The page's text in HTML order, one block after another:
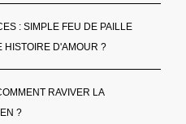
: SIMPLE FEU DE PAILLE
HISTOIRE D'AMOUR ?
RAVIVER LA
?